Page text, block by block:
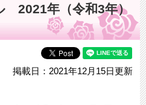
2021年（令和3年）
掲載日：2021年12月15日更新